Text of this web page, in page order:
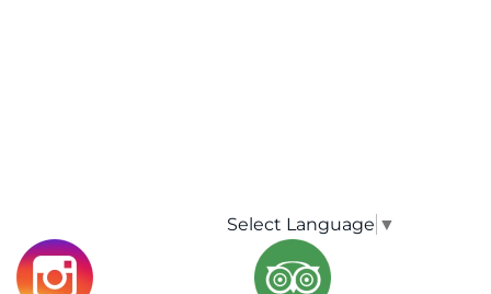
Select Language ▼